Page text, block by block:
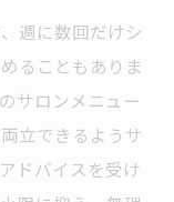
週に数回だけシ
ることもありま
サロンメニュー
立できるようサ
ドバイスを受け